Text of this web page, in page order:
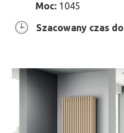
Moc: 1045
Szacowany czas